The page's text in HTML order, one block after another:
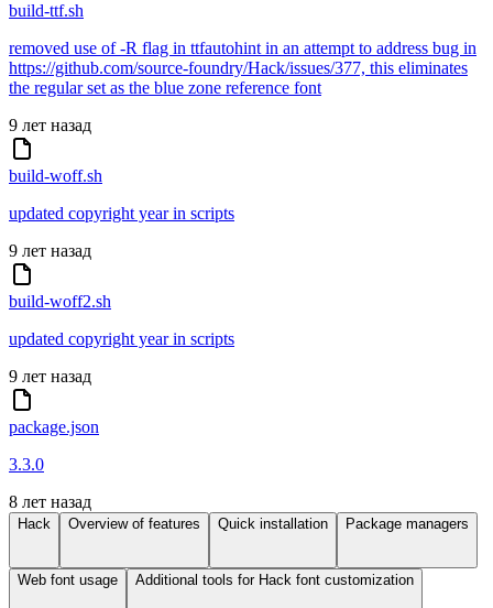
build-ttf.sh
removed use of -R flag in ttfautohint in an attempt to address bug in
https://github.com/source-foundry/Hack/issues/377, this eliminates
the regular set as the blue zone reference font
9 лет назад
build-woff.sh
updated copyright year in scripts
9 лет назад
build-woff2.sh
updated copyright year in scripts
9 лет назад
package.json
3.3.0
8 лет назад
Hack Overview of features Quick installation Package managers
Web font usage Additional tools for Hack font customization